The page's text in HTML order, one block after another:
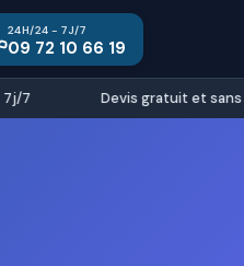
24H/24 - 7J/7
09 72 10 66 19
Devis gratuit et sans